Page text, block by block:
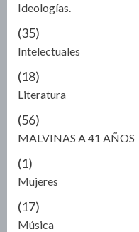
Ideologías.
(35)
Intelectuales
(18)
Literatura
(56)
MALVINAS A 41 AÑOS
(1)
Mujeres
(17)
Música